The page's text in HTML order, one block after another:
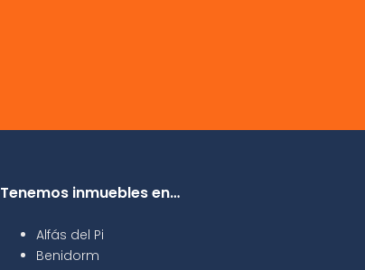
Tenemos inmuebles en…
Alfás del Pi
Benidorm